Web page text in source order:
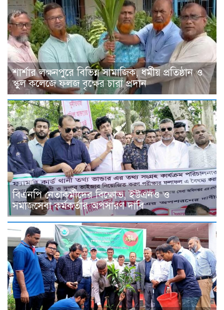
শার্শার লক্ষনপুরে বিভিন্ন সামাজিক, ধর্মীয় প্রতিষ্ঠান ও
স্কুল কলেজে ফলজ বৃক্ষের চারা প্রদান
বিএনপি নেতাকর্মীদের বিক্ষোভ, ইউএনও ও
সমাজসেবা কর্মকর্তার অপসারণ দাবি